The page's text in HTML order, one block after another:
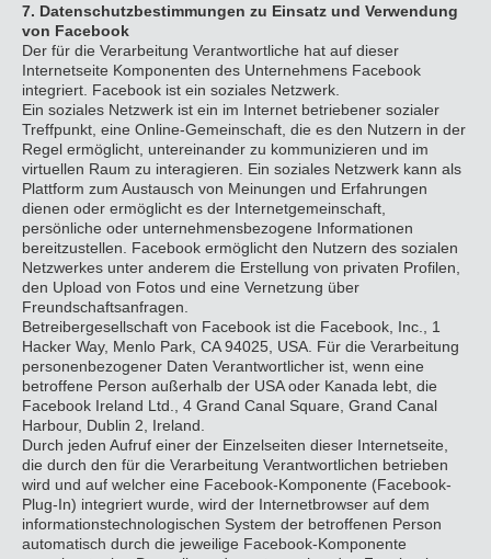
7. Datenschutzbestimmungen zu Einsatz und Verwendung
von Facebook
Der für die Verarbeitung Verantwortliche hat auf dieser
Internetseite Komponenten des Unternehmens Facebook
integriert. Facebook ist ein soziales Netzwerk.
Ein soziales Netzwerk ist ein im Internet betriebener sozialer
Treffpunkt, eine Online-Gemeinschaft, die es den Nutzern in der
Regel ermöglicht, untereinander zu kommunizieren und im
virtuellen Raum zu interagieren. Ein soziales Netzwerk kann als
Plattform zum Austausch von Meinungen und Erfahrungen
dienen oder ermöglicht es der Internetgemeinschaft,
persönliche oder unternehmensbezogene Informationen
bereitzustellen. Facebook ermöglicht den Nutzern des sozialen
Netzwerkes unter anderem die Erstellung von privaten Profilen,
den Upload von Fotos und eine Vernetzung über
Freundschaftsanfragen.
Betreibergesellschaft von Facebook ist die Facebook, Inc., 1
Hacker Way, Menlo Park, CA 94025, USA. Für die Verarbeitung
personenbezogener Daten Verantwortlicher ist, wenn eine
betroffene Person außerhalb der USA oder Kanada lebt, die
Facebook Ireland Ltd., 4 Grand Canal Square, Grand Canal
Harbour, Dublin 2, Ireland.
Durch jeden Aufruf einer der Einzelseiten dieser Internetseite,
die durch den für die Verarbeitung Verantwortlichen betrieben
wird und auf welcher eine Facebook-Komponente (Facebook-
Plug-In) integriert wurde, wird der Internetbrowser auf dem
informationstechnologischen System der betroffenen Person
automatisch durch die jeweilige Facebook-Komponente